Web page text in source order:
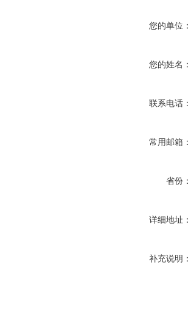
您的单位：
您的姓名：
联系电话：
常用邮箱：
省份：
详细地址：
补充说明：